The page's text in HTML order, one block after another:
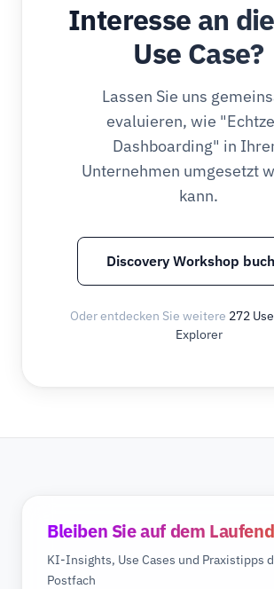
Interesse an
Use Case?
Lassen Sie uns
evaluieren, wie
Dashboarding" in
Unternehmen umgesetzt
kann.
Discovery Workshop
Oder entdecken Sie weitere 272
Explorer
Bleiben Sie auf dem
KI-Insights, Use Cases und Praxistipps
Postfach